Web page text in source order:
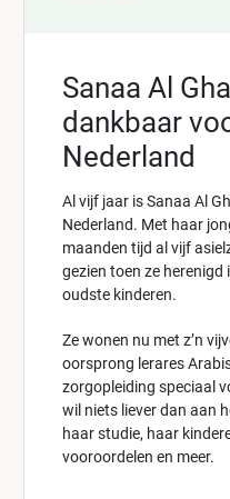
Sanaa Al
dankbaar
Nederland
Al vijf jaar is Sanaa Al
Nederland. Met haar
maanden tijd al vijf
gezien toen ze
oudste kinderen.
Ze wonen nu met z’n
oorsprong lerares
zorgopleiding speciaal
wil niets liever dan aan
haar studie, haar
vooroordelen en meer.